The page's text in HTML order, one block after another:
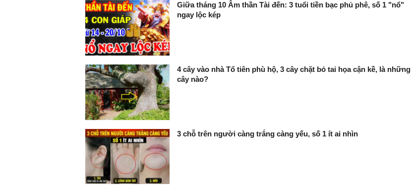
Giữa tháng 10 Âm thần Tài đến: 3 tuổi tiền bạc phủ phê, số 1 "nổ"
ngay lộc kép
4 cây vào nhà Tổ tiên phù hộ, 3 cây chặt bỏ tai họa cận kề, là những
cây nào?
3 chỗ trên người càng trắng càng yếu, số 1 ít ai nhìn